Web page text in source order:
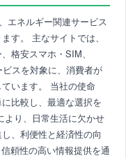
エネルギー関連サービス
す。 主なサイトでは、
格安スマホ・SIM、
スを対象に、消費者が
います。 当社の使命
比較し、最適な選択を
より、日常生活に欠かせ
、利便性と経済性の向
頼性の高い情報提供を通